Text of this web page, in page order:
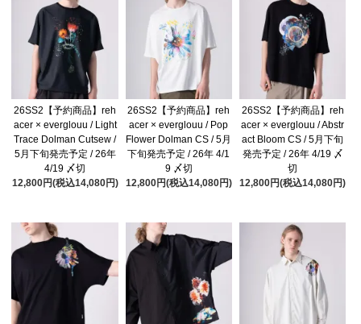
26SS2【予約商品】reh
acer × everglouu / Light
Trace Dolman Cutsew /
5月下旬発売予定 / 26年
4/19 〆切
12,800円(税込14,080円)
26SS2【予約商品】reh
acer × everglouu / Pop
Flower Dolman CS / 5月
下旬発売予定 / 26年 4/1
9 〆切
12,800円(税込14,080円)
26SS2【予約商品】reh
acer × everglouu / Abstr
act Bloom CS / 5月下旬
発売予定 / 26年 4/19 〆
切
12,800円(税込14,080円)